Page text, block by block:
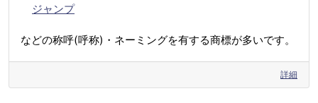
ジャンプ
などの称呼(呼称)・ネーミングを有する商標が多いです。
詳細